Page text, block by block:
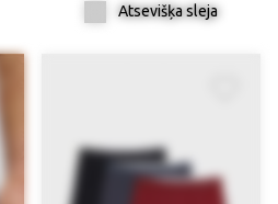
Atsevišķa sleja